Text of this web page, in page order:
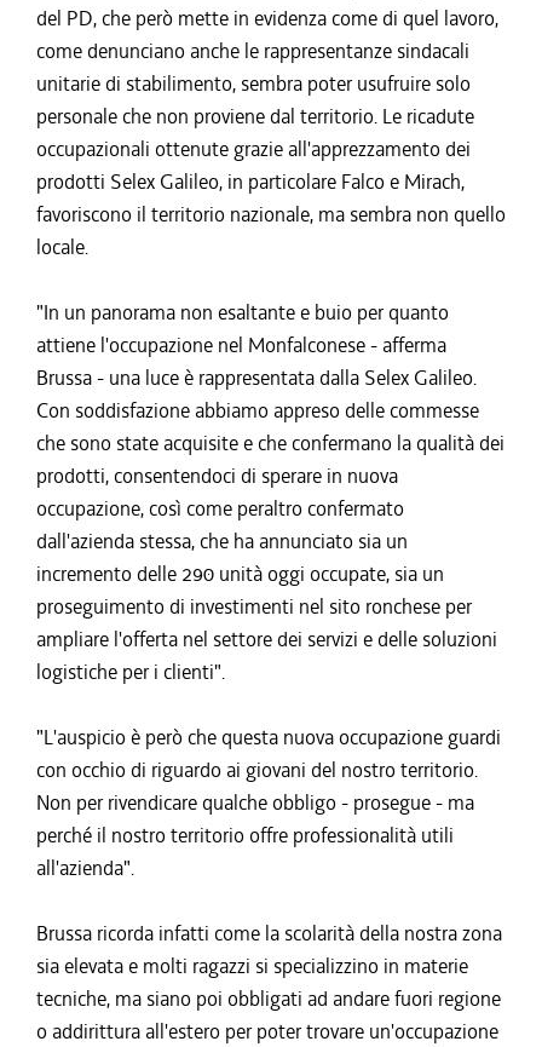
del PD, che però mette in evidenza come di quel lavoro,
come denunciano anche le rappresentanze sindacali
unitarie di stabilimento, sembra poter usufruire solo
personale che non proviene dal territorio. Le ricadute
occupazionali ottenute grazie all'apprezzamento dei
prodotti Selex Galileo, in particolare Falco e Mirach,
favoriscono il territorio nazionale, ma sembra non quello
locale.
"In un panorama non esaltante e buio per quanto
attiene l'occupazione nel Monfalconese - afferma
Brussa - una luce è rappresentata dalla Selex Galileo.
Con soddisfazione abbiamo appreso delle commesse
che sono state acquisite e che confermano la qualità dei
prodotti, consentendoci di sperare in nuova
occupazione, così come peraltro confermato
dall'azienda stessa, che ha annunciato sia un
incremento delle 290 unità oggi occupate, sia un
proseguimento di investimenti nel sito ronchese per
ampliare l'offerta nel settore dei servizi e delle soluzioni
logistiche per i clienti".
"L'auspicio è però che questa nuova occupazione guardi
con occhio di riguardo ai giovani del nostro territorio.
Non per rivendicare qualche obbligo - prosegue - ma
perché il nostro territorio offre professionalità utili
all'azienda".
Brussa ricorda infatti come la scolarità della nostra zona
sia elevata e molti ragazzi si specializzino in materie
tecniche, ma siano poi obbligati ad andare fuori regione
o addirittura all'estero per poter trovare un'occupazione